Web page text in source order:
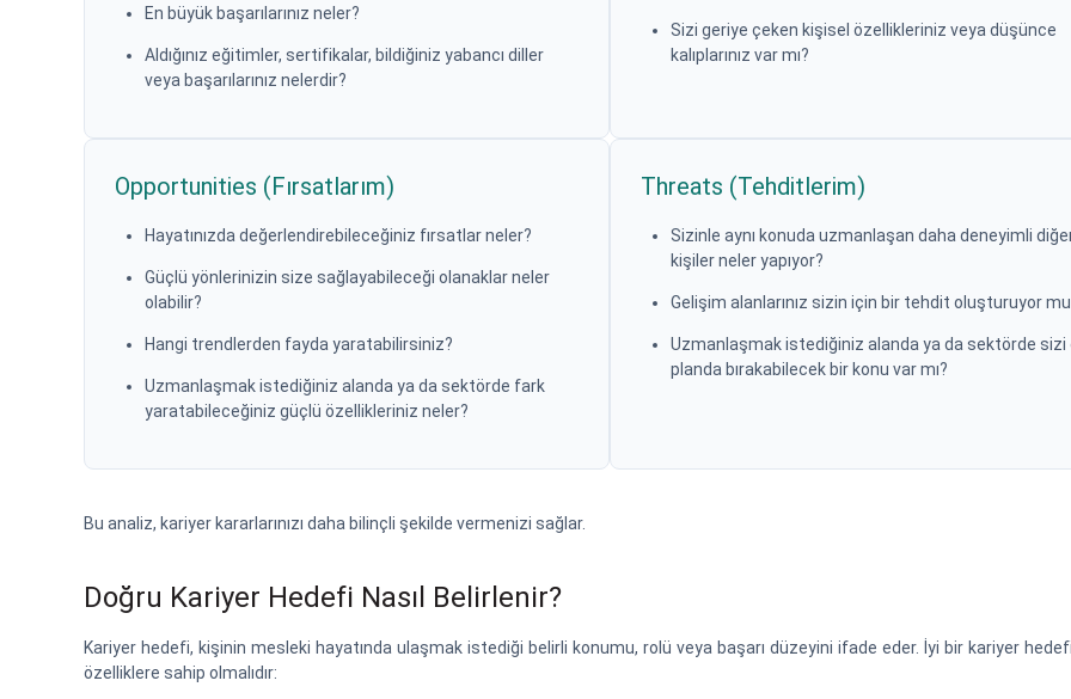
En büyük başarılarınız neler?
Aldığınız eğitimler, sertifikalar, bildiğiniz yabancı diller
veya başarılarınız nelerdir?
Sizi geriye çeken kişisel özellikleriniz veya düşünce
kalıplarınız var mı?
Opportunities (Fırsatlarım)
Hayatınızda değerlendirebileceğiniz fırsatlar neler?
Güçlü yönlerinizin size sağlayabileceği olanaklar neler
olabilir?
Hangi trendlerden fayda yaratabilirsiniz?
Uzmanlaşmak istediğiniz alanda ya da sektörde fark
yaratabileceğiniz güçlü özellikleriniz neler?
Threats (Tehditlerim)
Sizinle aynı konuda uzmanlaşan daha deneyimli
kişiler neler yapıyor?
Gelişim alanlarınız sizin için bir tehdit oluşturuyor
Uzmanlaşmak istediğiniz alanda ya da sektörde sizi
planda bırakabilecek bir konu var mı?
Bu analiz, kariyer kararlarınızı daha bilinçli şekilde vermenizi sağlar.
Doğru Kariyer Hedefi Nasıl Belirlenir?
Kariyer hedefi, kişinin mesleki hayatında ulaşmak istediği belirli konumu, rolü veya başarı düzeyini ifade eder. İyi bir kariyer
özelliklere sahip olmalıdır: